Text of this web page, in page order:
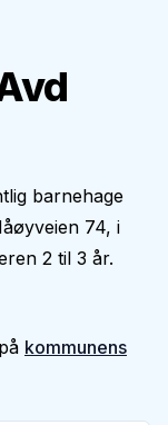
barnehage
74, i
2 til 3 år.
kommunens